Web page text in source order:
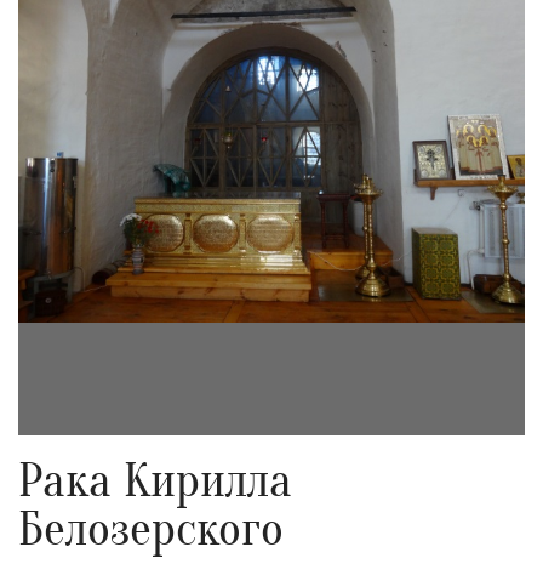
Рака Кирилла
Белозерского